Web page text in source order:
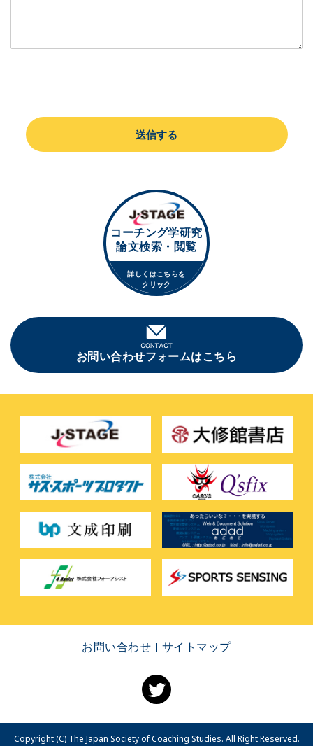
送信する
コーチング学研究
論文検索・閲覧
詳しくはこちらを
クリック
お問い合わせフォームはこちら
お問い合わせ サイトマップ
Copyright (C) The Japan Society of Coaching Studies. All Right Reserved.